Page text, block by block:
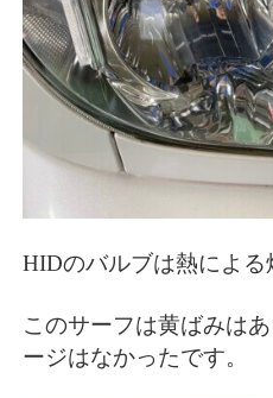
HIDのバルブは熱によ
このサーフは黄ばみは
ージはなかったです。